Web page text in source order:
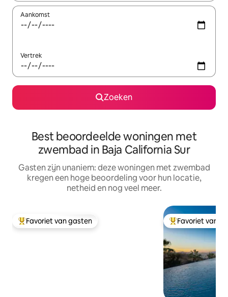
Aankomst
Vertrek
Zoeken
Best beoordeelde woningen met
zwembad in Baja California Sur
Gasten zijn unaniem: deze woningen met zwembad
kregen een hoge beoordeling voor hun locatie,
netheid en nog veel meer.
Topfavoriet van gasten
Favoriet van gasten Topfavoriet van
Favoriet van